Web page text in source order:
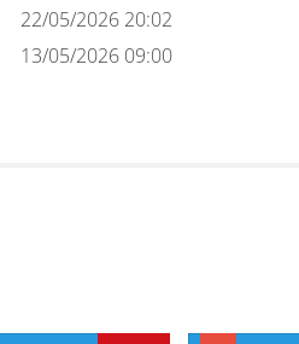
22/05/2026 20:02
13/05/2026 09:00